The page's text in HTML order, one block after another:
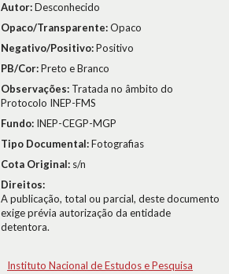
Autor:Desconhecido
Opaco/Transparente:Opaco
Negativo/Positivo:Positivo
PB/Cor:Preto e Branco
Observações: Tratada no âmbito do
Protocolo INEP-FMS
Fundo: INEP-CEGP-MGP
Tipo Documental:Fotografias
Cota Original: s/n
Direitos:
A publicação, total ou parcial, deste documento
exige prévia autorização da entidade
detentora.
Instituto Nacional de Estudos e Pesquisa